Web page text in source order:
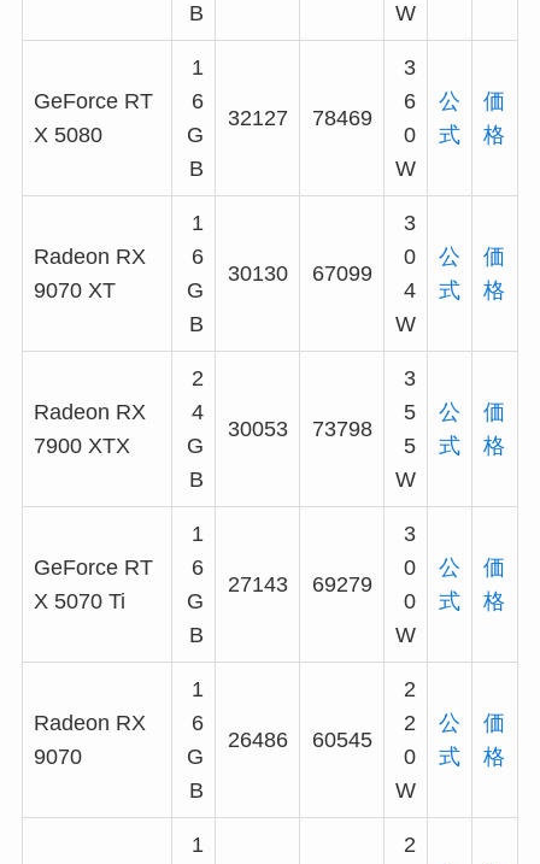
B
W
GeForce RT
X 5080
1
6
G
B
32127 78469
3
6
0
W
公
式
価
格
Radeon RX
9070 XT
1
6
G
B
30130 67099
3
0
4
W
公
式
価
格
Radeon RX
7900 XTX
2
4
G
B
30053 73798
3
5
5
W
公
式
価
格
GeForce RT
X 5070 Ti
1
6
G
B
27143 69279
3
0
0
W
公
式
価
格
Radeon RX
9070
1
6
G
B
26486 60545
2
2
0
W
公
式
価
格
1
2